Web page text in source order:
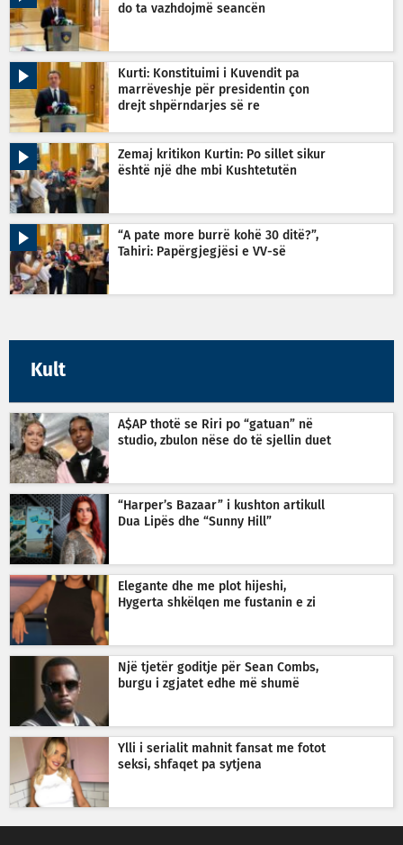
do ta vazhdojmë seancën
Kurti: Konstituimi i Kuvendit pa
marrëveshje për presidentin çon
drejt shpërndarjes së re
Zemaj kritikon Kurtin: Po sillet sikur
është një dhe mbi Kushtetutën
“A pate more burrë kohë 30 ditë?”,
Tahiri: Papërgjegjësi e VV-së
Kult
A$AP thotë se Riri po “gatuan” në
studio, zbulon nëse do të sjellin duet
“Harper’s Bazaar” i kushton artikull
Dua Lipës dhe “Sunny Hill”
Elegante dhe me plot hijeshi,
Hygerta shkëlqen me fustanin e zi
Një tjetër goditje për Sean Combs,
burgu i zgjatet edhe më shumë
Ylli i serialit mahnit fansat me fotot
seksi, shfaqet pa sytjena